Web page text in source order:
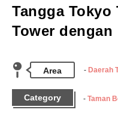
Tangga Tokyo
Tower dengan
Area Daerah
Category Taman